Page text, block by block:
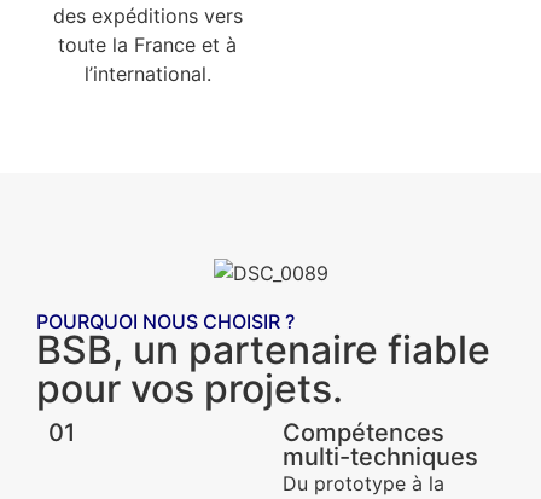
des expéditions vers
toute la France et à
l’international.
POURQUOI NOUS CHOISIR ?
BSB, un partenaire fiable
pour vos projets.
01
Compétences
multi-techniques
Du prototype à la